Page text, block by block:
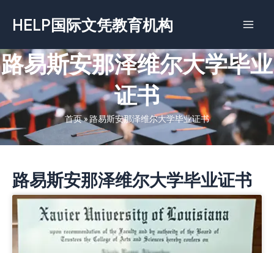
容
HELP国际文凭教育机构
路易斯安那泽维尔大学毕业
证书
首页»路易斯安那泽维尔大学毕业证书
路易斯安那泽维尔大学毕业证书